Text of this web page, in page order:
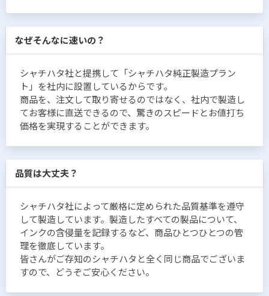
なぜそんなに速いの？
シャチハタ社と提携して「シャチハタ純正製造プラン
ト」を社内に設置しているからです。
商品を、注文して取り寄せるのではなく、社内で製造し
てお客様に直送できるので、驚きのスピードとお値打ち
価格を実現することができます。
品質は大丈夫？
シャチハタ社によって厳格に定められた品質基準を遵守
して製造しています。製造したすべての製品について、
インクの含侵量を記録するなど、商品ひとつひとつの管
理を徹底しています。
皆さんがご存知のシャチハタと全く同じ商品でございま
すので、どうぞご安心ください。